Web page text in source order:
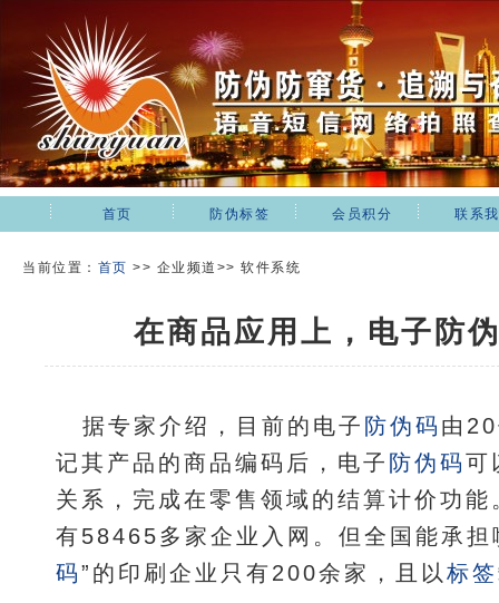
首页 防伪标签 会员积分 联系
当前位置： 首页 >> 企业频道>> 软件系统
在商品应用上，电子防
据专家介绍，目前的电子 防伪码 由
记其产品的商品编码后，电子 防伪码可
关系，完成在零售领域的结算计价功
有58465多家企业入网。但全国能承担
码”的印刷企业只有200余家，且以 标签